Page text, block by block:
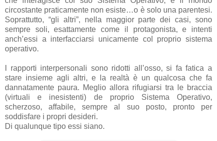
circostante praticamente non esiste…o è solo una parentesi.
Soprattutto, “gli altri”, nella maggior parte dei casi, sono
sempre soli, esattamente come il protagonista, e intenti
anch’essi a interfacciarsi unicamente col proprio sistema
operativo.
I rapporti interpersonali sono ridotti all’osso, si fa fatica a
stare insieme agli altri, e la realtà è un qualcosa che fa
dannatamente paura. Meglio allora rifugiarsi tra le braccia
(virtuali e inesistenti) de proprio Sistema Operativo,
scherzoso, affabile, sempre al suo posto, pronto per
soddisfare i propri desideri.
Di qualunque tipo essi siano.